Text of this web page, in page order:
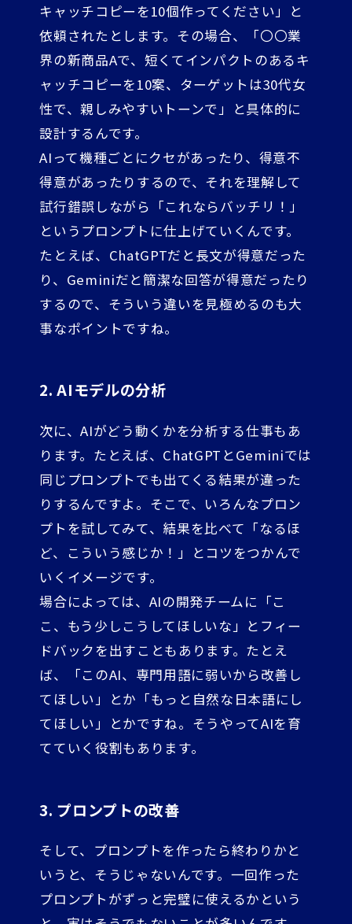
キャッチコピーを10個作ってください」と
依頼されたとします。その場合、「〇〇業
界の新商品Aで、短くてインパクトのあるキ
ャッチコピーを10案、ターゲットは30代女
性で、親しみやすいトーンで」と具体的に
設計するんです。
AIって機種ごとにクセがあったり、得意不
得意があったりするので、それを理解して
試行錯誤しながら「これならバッチリ！」
というプロンプトに仕上げていくんです。
たとえば、ChatGPTだと長文が得意だった
り、Geminiだと簡潔な回答が得意だったり
するので、そういう違いを見極めるのも大
事なポイントですね。
2. AIモデルの分析
次に、AIがどう動くかを分析する仕事もあ
ります。たとえば、ChatGPTとGeminiでは
同じプロンプトでも出てくる結果が違った
りするんですよ。そこで、いろんなプロン
プトを試してみて、結果を比べて「なるほ
ど、こういう感じか！」とコツをつかんで
いくイメージです。
場合によっては、AIの開発チームに「こ
こ、もう少しこうしてほしいな」とフィー
ドバックを出すこともあります。たとえ
ば、「このAI、専門用語に弱いから改善し
てほしい」とか「もっと自然な日本語にし
てほしい」とかですね。そうやってAIを育
てていく役割もあります。
3. プロンプトの改善
そして、プロンプトを作ったら終わりかと
いうと、そうじゃないんです。一回作った
プロンプトがずっと完璧に使えるかという